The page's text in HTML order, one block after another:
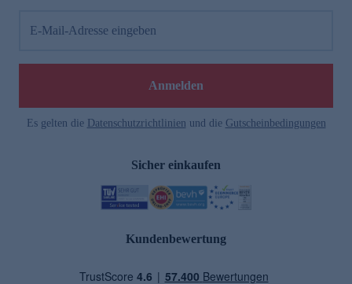
E-Mail-Adresse eingeben
Anmelden
Es gelten die Datenschutzrichtlinien und die Gutscheinbedingungen
Sicher einkaufen
Kundenbewertung